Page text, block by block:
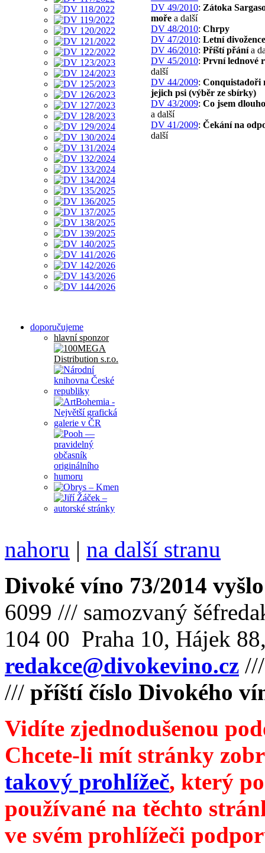
doporučujeme
hlavní sponzor
DV 49/2010: Zátoka
moře a další
DV 48/2010: Chrpy
DV 47/2010: Letní divožence
DV 46/2010: Příští přánía
DV 45/2010: První lednové
další
DV 44/2009: Conquistadoři
jejich psi (výběr ze sbírky)
DV 43/2009: Co jsem
a další
DV 41/2009: Čekání na
další
nahoru | na další stranu
Divoké víno 73/2014
6099 /// samozvaný
104 00 Praha 10, Hájek
redakce@divokevino.cz
/// příští číslo Divokého
Vidíte zjednodušenou
Chcete-li mít stránky
takový prohlížeč, který
používané na těchto
ve svém prohlížeči